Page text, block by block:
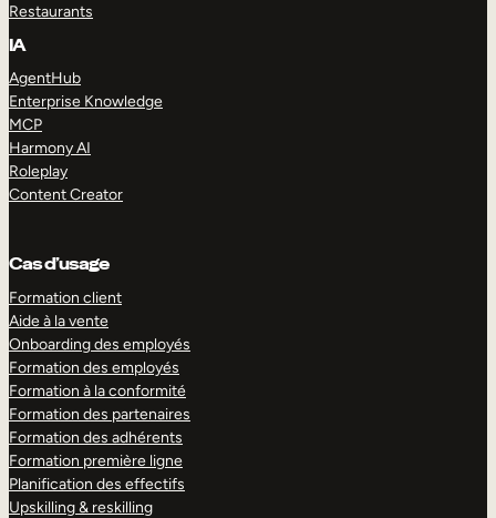
Restaurants
IA
AgentHub
Enterprise Knowledge
MCP
Harmony AI
Roleplay
Content Creator
Cas d’usage
Formation client
Aide à la vente
Onboarding des employés
Formation des employés
Formation à la conformité
Formation des partenaires
Formation des adhérents
Formation première ligne
Planification des effectifs
Upskilling & reskilling